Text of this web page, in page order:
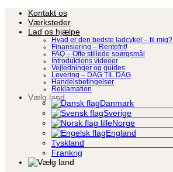
Fortsæt
indhold
Kontakt os
Værksteder
Lad os hjælpe
Hvad er den bedste ladcykel – til mig?
Finansiering – Rentefrit!
FAQ – Ofte stillede spørgsmål
Introduktions videoer
Vejledninger og guides
Levering – DAG TIL DAG
Handelsbetingelser
Reklamation
Vælg land
Danmark
Sverige
Norge
England
Tyskland
Frankrig